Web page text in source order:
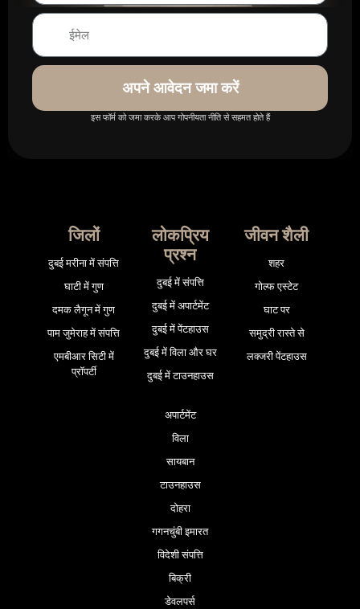
अपने आवेदन जमा करें
इस फॉर्म को जमा करके आप गोपनीयता नीति से सहमत होते हैं
जिलों
दुबई मरीना में संपत्ति
घाटी में गुण
दमक लैगून में गुण
पाम जुमेराह में संपत्ति
एमबीआर सिटी में
प्रॉपर्टी
लोकप्रिय
प्रश्न
दुबई में संपत्ति
दुबई में अपार्टमेंट
दुबई में पेंटहाउस
दुबई में विला और घर
दुबई में टाउनहाउस
जीवन शैली
शहर
गोल्फ एस्टेट
घाट पर
समुद्री रास्ते से
लक्जरी पेंटहाउस
अपार्टमेंट
विला
सायबान
टाउनहाउस
दोहरा
गगनचुंबी इमारत
विदेशी संपत्ति
बिक्री
डेवलपर्स